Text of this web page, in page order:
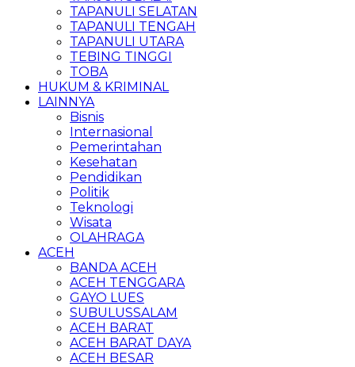
TAPANULI SELATAN
TAPANULI TENGAH
TAPANULI UTARA
TEBING TINGGI
TOBA
HUKUM & KRIMINAL
LAINNYA
Bisnis
Internasional
Pemerintahan
Kesehatan
Pendidikan
Politik
Teknologi
Wisata
OLAHRAGA
ACEH
BANDA ACEH
ACEH TENGGARA
GAYO LUES
SUBULUSSALAM
ACEH BARAT
ACEH BARAT DAYA
ACEH BESAR